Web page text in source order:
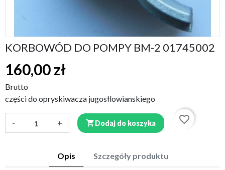
KORBOWÓD DO POMPY BM-2 01745002
160,00 zł
Brutto
części do opryskiwacza jugosłlowianskiego
- + Dodaj do koszyka favorite_border
Opis Szczegóły produktu